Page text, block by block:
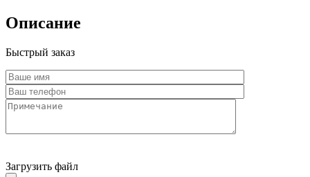
Описание
Быстрый заказ
Загрузить файл